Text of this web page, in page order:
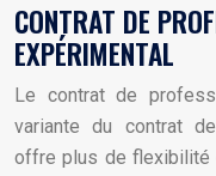
CONTRAT DE
EXPÉRIMENTAL
Le contrat de
variante du contrat
offre plus de flexibilité